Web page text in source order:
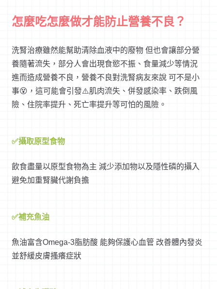
怎麼吃怎麼做才能防止營養不良？
洗腎治療雖然能幫助清除血液中的廢物 但也會讓部分營
養隨著流失，部分人會出現食慾不振、食量減少等情況
進而造成營養不良，營養不良對洗腎病友來說 可不是小
事😵，這可能會引發⚠️肌肉流失、併發感染率、跌倒風
險、住院率提升、死亡率提升等可怕的風險。
✅攝取原型食物
飲食盡量以原型食物為主 減少添加物以及隱性磷的攝入
避免加重腎臟代謝負擔
✅補充魚油
魚油富含Omega-3脂肪酸 能夠保護心血管 改善體內發炎
並舒緩皮膚搔癢症狀